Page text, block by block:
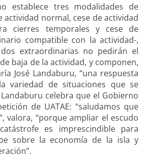
establece tres modalidades de
actividad normal, cese de actividad
cierres temporales y cese de
compatible con la actividad-,
extraordinarias no pedirán el
baja de la actividad, y componen,
José Landaburu, “una respuesta
variedad de situaciones que se
celebra que el Gobierno
de UATAE: “saludamos que
valora, “porque ampliar el escudo
es imprescindible para
sobre la economía de la isla y